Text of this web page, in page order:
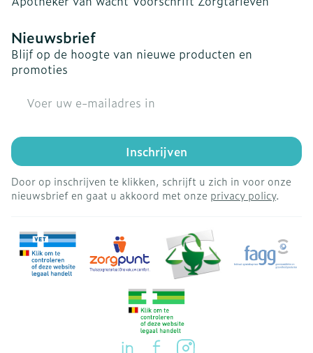
Nieuwsbrief
Blijf op de hoogte van nieuwe producten en
promoties
Inschrijven
Door op inschrijven te klikken, schrijft u zich in voor onze
nieuwsbrief en gaat u akkoord met onze privacy policy.